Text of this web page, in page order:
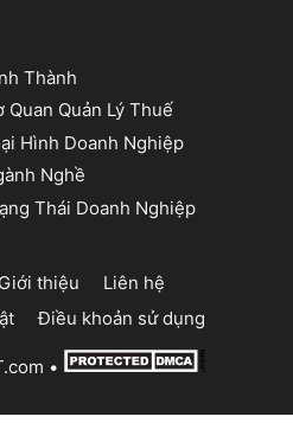
Thành
Quản Lý Thuế
Hình Doanh Nghiệp
Nghề
Thái Doanh Nghiệp
Giới thiệu
Liên hệ
Điều khoản sử dụng
•